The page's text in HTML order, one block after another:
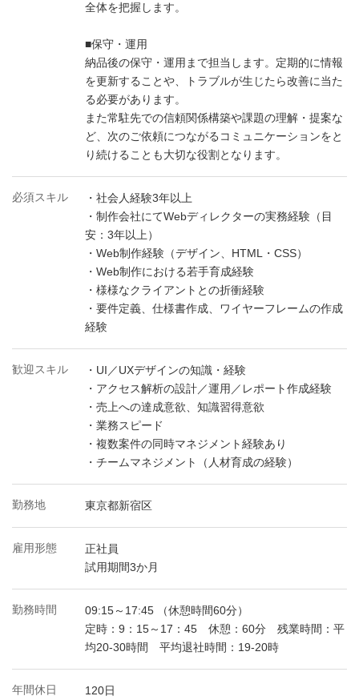
全体を把握します。
■保守・運用
納品後の保守・運用まで担当します。定期的に情報
を更新することや、トラブルが生じたら改善に当た
る必要があります。
また常駐先での信頼関係構築や課題の理解・提案な
ど、次のご依頼につながるコミュニケーションをと
り続けることも大切な役割となります。
必須スキル
・社会人経験3年以上
・制作会社にてWebディレクターの実務経験（目
安：3年以上）
・Web制作経験（デザイン、HTML・CSS）
・Web制作における若手育成経験
・様様なクライアントとの折衝経験
・要件定義、仕様書作成、ワイヤーフレームの作成
経験
歓迎スキル
・UI／UXデザインの知識・経験
・アクセス解析の設計／運用／レポート作成経験
・売上への達成意欲、知識習得意欲
・業務スピード
・複数案件の同時マネジメント経験あり
・チームマネジメント（人材育成の経験）
勤務地 東京都新宿区
雇用形態
正社員
試用期間3か月
勤務時間
09:15～17:45 （休憩時間60分）
定時：9：15～17：45 休憩：60分 残業時間：平
均20-30時間 平均退社時間：19-20時
年間休日 120日